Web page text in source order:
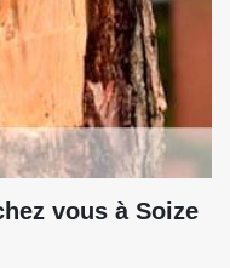
vous à Soize